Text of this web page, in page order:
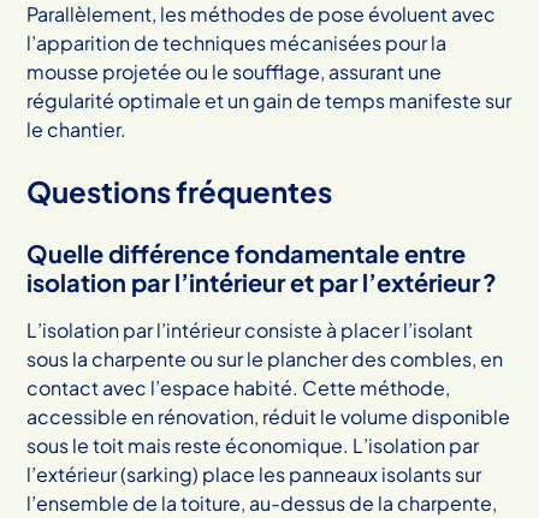
Parallèlement, les méthodes de pose évoluent avec
l’apparition de techniques mécanisées pour la
mousse projetée ou le soufflage, assurant une
régularité optimale et un gain de temps manifeste sur
le chantier.
Questions fréquentes
Quelle différence fondamentale entre
isolation par l’intérieur et par l’extérieur ?
L’isolation par l’intérieur consiste à placer l’isolant
sous la charpente ou sur le plancher des combles, en
contact avec l’espace habité. Cette méthode,
accessible en rénovation, réduit le volume disponible
sous le toit mais reste économique. L’isolation par
l’extérieur (sarking) place les panneaux isolants sur
l’ensemble de la toiture, au-dessus de la charpente,